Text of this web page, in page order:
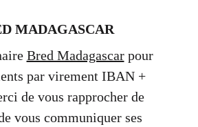
MADAGASCAR
Bred Madagascar pour
par virement IBAN +
de vous rapprocher de
vous communiquer ses